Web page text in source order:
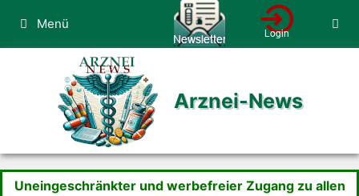
Inhalt
springen
Menü
Arznei-News
Uneingeschränkter und werbefreier Zugang zu allen